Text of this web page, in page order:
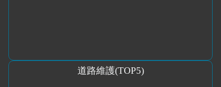
道路維護(TOP5)